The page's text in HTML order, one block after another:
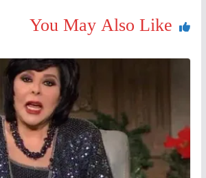
You May Also Like